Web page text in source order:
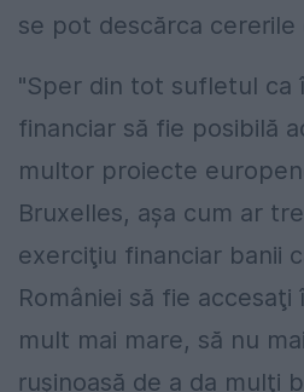
se pot descărca cererile
"Sper din tot sufletul ca
financiar să fie posibilă
multor proiecte
Bruxelles, aşa cum ar
exerciţiu financiar banii
României să fie
mult mai mare, să nu
ruşinoasă de a da mulţi